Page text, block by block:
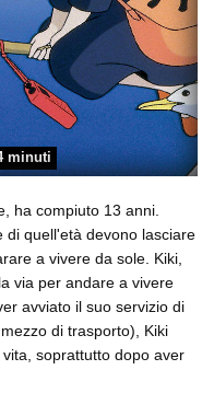
minuti
ha compiuto 13 anni.
di quell'età devono lasciare
a vivere da sole. Kiki,
via per andare a vivere
avviato il suo servizio di
di trasporto), Kiki
soprattutto dopo aver